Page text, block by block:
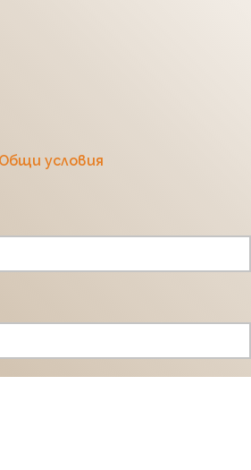
Общи условия